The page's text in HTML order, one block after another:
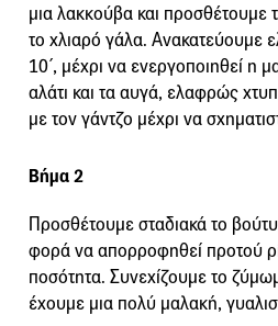
μια λακκούβα και προσθέτουμε
το χλιαρό γάλα. Ανακατεύουμε
10΄, μέχρι να ενεργοποιηθεί η
αλάτι και τα αυγά, ελαφρώς
με τον γάντζο μέχρι να
Βήμα 2
Προσθέτουμε σταδιακά το
φορά να απορροφηθεί προτού
ποσότητα. Συνεχίζουμε το
έχουμε μια πολύ μαλακή,